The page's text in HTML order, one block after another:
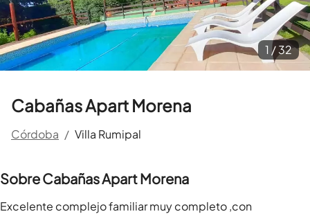
Cabañas Apart Morena
Córdoba / Villa Rumipal
1 /32
Sobre Cabañas Apart Morena
Excelente complejo familiar muy completo ,con